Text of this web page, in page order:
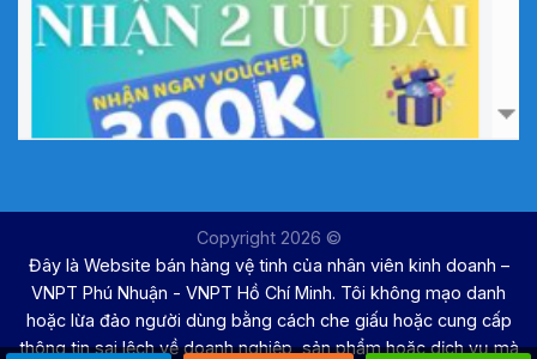
Copyright 2026 ©
Đây là Website bán hàng vệ tinh của nhân viên kinh doanh –
VNPT Phú Nhuận - VNPT Hồ Chí Minh. Tôi không mạo danh
hoặc lừa đảo người dùng bằng cách che giấu hoặc cung cấp
thông tin sai lệch về doanh nghiệp, sản phẩm hoặc dịch vụ mà